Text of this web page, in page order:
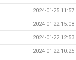
2024-01-25 11:57
2024-01-22 15:08
2024-01-22 12:53
2024-01-22 10:25